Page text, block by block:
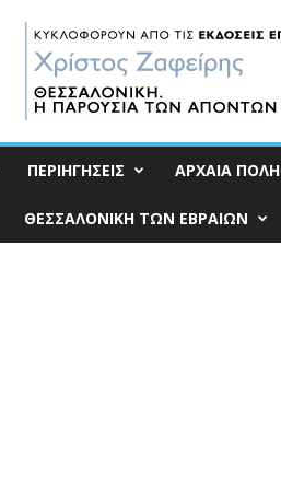
ΠΕΡΙΗΓΗΣΕΙΣ ΑΡΧΑΙΑ ΠΟΛΗ
ΘΕΣΣΑΛΟΝΙΚΗ ΤΩΝ ΕΒΡΑΙΩΝ